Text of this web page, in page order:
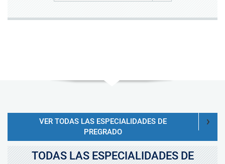
VER TODAS LAS ESPECIALIDADES DE
PREGRADO
TODAS LAS ESPECIALIDADES DE